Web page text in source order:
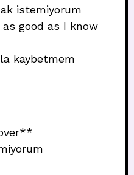
istemiyorum
good as I know
kaybetmem